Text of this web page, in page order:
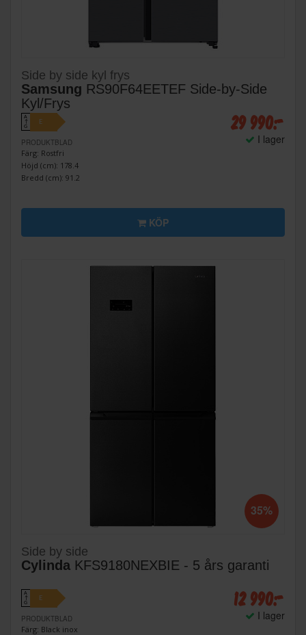
Side by side kyl frys
Samsung RS90F64EETEF Side-by-Side
Kyl/Frys
A
↑
G
E
PRODUKTBLAD
Färg: Rostfri
Höjd (cm): 178.4
Bredd (cm): 91.2
29 990:-
I lager
KÖP
35%
Side by side
Cylinda KFS9180NEXBIE - 5 års garanti
A
↑
G
E
PRODUKTBLAD
Färg: Black inox
12 990:-
I lager